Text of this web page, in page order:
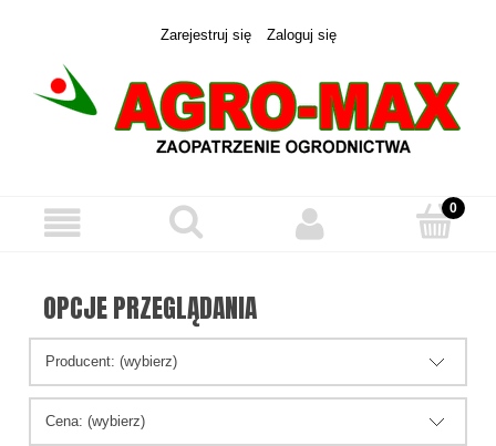
Zarejestruj się Zaloguj się
OPCJE PRZEGLĄDANIA
Producent: (wybierz)
Cena: (wybierz)